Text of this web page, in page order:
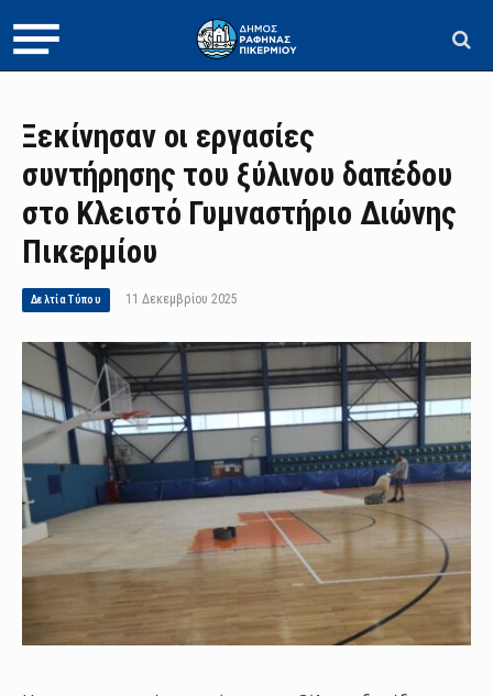
Ξεκίνησαν οι εργασίες
συντήρησης του ξύλινου δαπέδου
στο Κλειστό Γυμναστήριο Διώνης
Πικερμίου
Δελτία Τύπου 11 Δεκεμβρίου 2025